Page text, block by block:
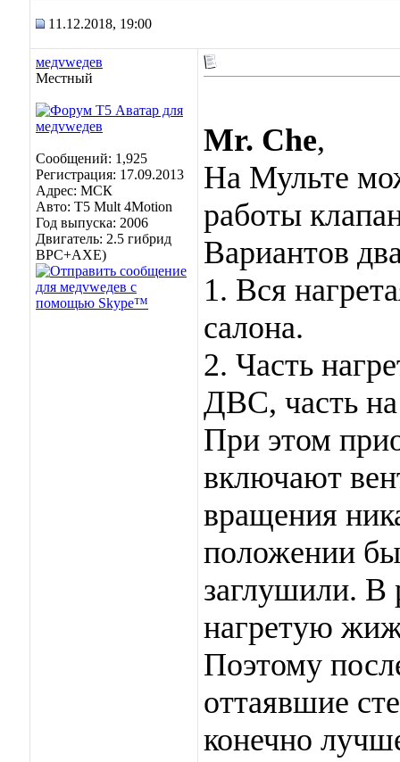
11.12.2018, 19:00
медvwедев
Местный
Сообщений: 1,925
Регистрация: 17.09.2013
Адрес: МСК
Авто: Т5 Mult 4Motion
Год выпуска: 2006
Двигатель: 2.5 гибрид
BPC+AXE)
Mr. Che,
На Мульте
работы
Вариантов
1. Вся
салона.
2. Часть
ДВС, часть
При этом
включают
вращения
положении
заглушили. В
нагретую
Поэтому
оттаявшие
конечно